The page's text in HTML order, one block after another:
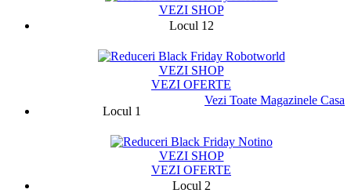
VEZI SHOP
Locul 12
VEZI SHOP
VEZI OFERTE
Vezi Toate Magazinele Casa
Locul 1
VEZI SHOP
VEZI OFERTE
Locul 2